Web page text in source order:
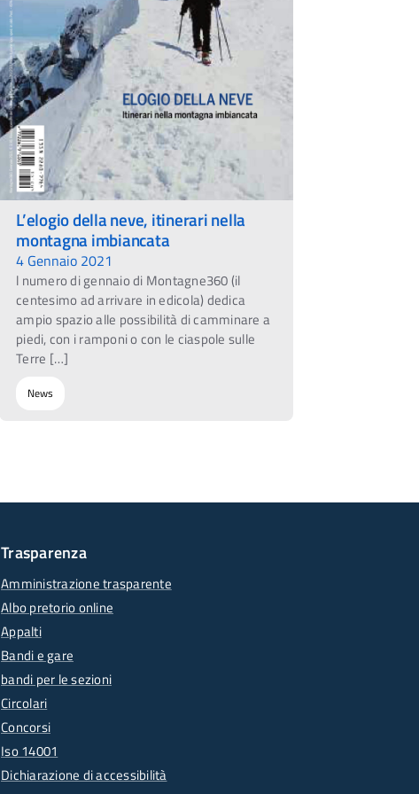
L’elogio della neve, itinerari nella
montagna imbiancata
4 Gennaio 2021
l numero di gennaio di Montagne360 (il
centesimo ad arrivare in edicola) dedica
ampio spazio alle possibilità di camminare a
piedi, con i ramponi o con le ciaspole sulle
Terre […]
News
Trasparenza
Amministrazione trasparente
Albo pretorio online
Appalti
Bandi e gare
bandi per le sezioni
Circolari
Concorsi
Iso 14001
Dichiarazione di accessibilità